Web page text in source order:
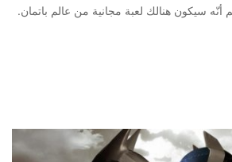
سيكون هنالك لعبة مجانية من عالم باتمان.